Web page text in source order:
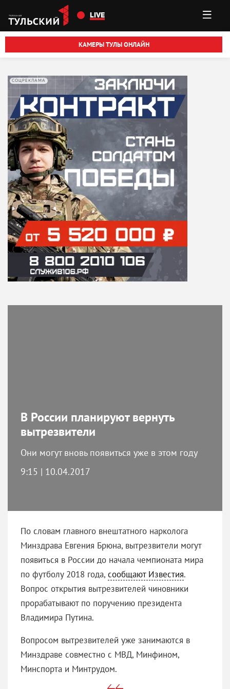
Перейти к основному содержанию
LIVE
КАМЕРЫ ТУЛЫ ОНЛАЙН
СОЦРЕКЛАМА
В России планируют вернуть
вытрезвители
Они могут вновь появиться уже в этом году
9:15 | 10.04.2017
По словам главного внештатного нарколога
Минздрава Евгения Брюна, вытрезвители могут
появиться в России до начала чемпионата мира
по футболу 2018 года, сообщают Известия.
Вопрос открытия вытрезвителей чиновники
прорабатывают по поручению президента
Владимира Путина.
Вопросом вытрезвителей уже занимаются в
Минздраве совместно с МВД, Минфином,
Минспорта и Минтрудом.